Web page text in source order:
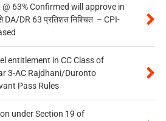
63% Confirmed will approve in
DR 63 प्रतिशत निश्चित – CPI-
entitlement in CC Class of
3-AC Rajdhani/Duronto
Pass Rules
under Section 19 of